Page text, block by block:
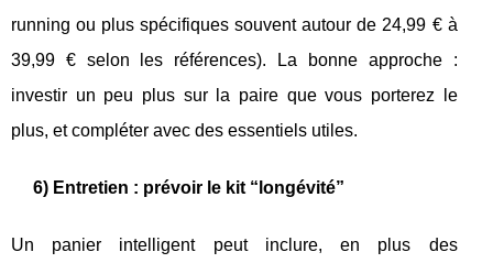
running ou plus spécifiques souvent autour de 24,99 € à
39,99 € selon les références). La bonne approche :
investir un peu plus sur la paire que vous porterez le
plus, et compléter avec des essentiels utiles.
6) Entretien : prévoir le kit “longévité”
Un panier intelligent peut inclure, en plus des